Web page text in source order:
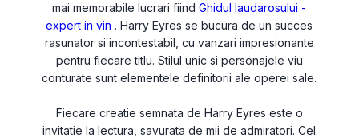
mai memorabile lucrari fiindGhidul laudarosului -
expert in vin . Harry Eyres se bucura de un succes
rasunator si incontestabil, cu vanzari impresionante
pentru fiecare titlu. Stilul unic si personajele viu
conturate sunt elementele definitorii ale operei sale.
Fiecare creatie semnata de Harry Eyres este o
invitatie la lectura, savurata de mii de admiratori. Cel